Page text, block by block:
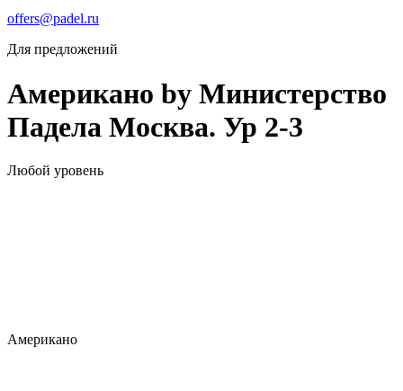
offers@padel.ru
Для предложений
Американо by Министерство
Падела Москва. Ур 2-3
Любой уровень
Американо